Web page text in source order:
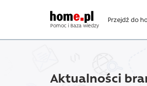
Pomoc i Baza wiedzy
Przejdź do
Aktualności